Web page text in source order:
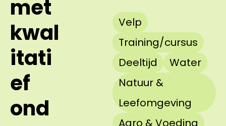
met
kwal
itati
ef
ond
Velp
Training/cursus
Deeltijd
Water
Natuur &
Leefomgeving
Agro & Voeding